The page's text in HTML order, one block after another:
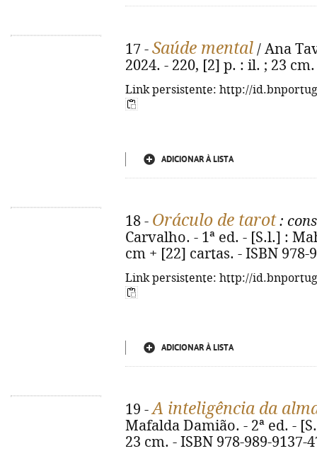
17 - Saúde mental / Ana
2024. - 220, [2] p. : il. ; 23
Link persistente: http://
ADICIONAR À LISTA
18 - Oráculo de tarot:
Carvalho. - 1ª ed. - [S.l.] :
cm + [22] cartas. - ISBN 978-
Link persistente: http://
ADICIONAR À LISTA
19 -A inteligência da
Mafalda Damião. - 2ª ed. -
23 cm. - ISBN 978-989-9137-